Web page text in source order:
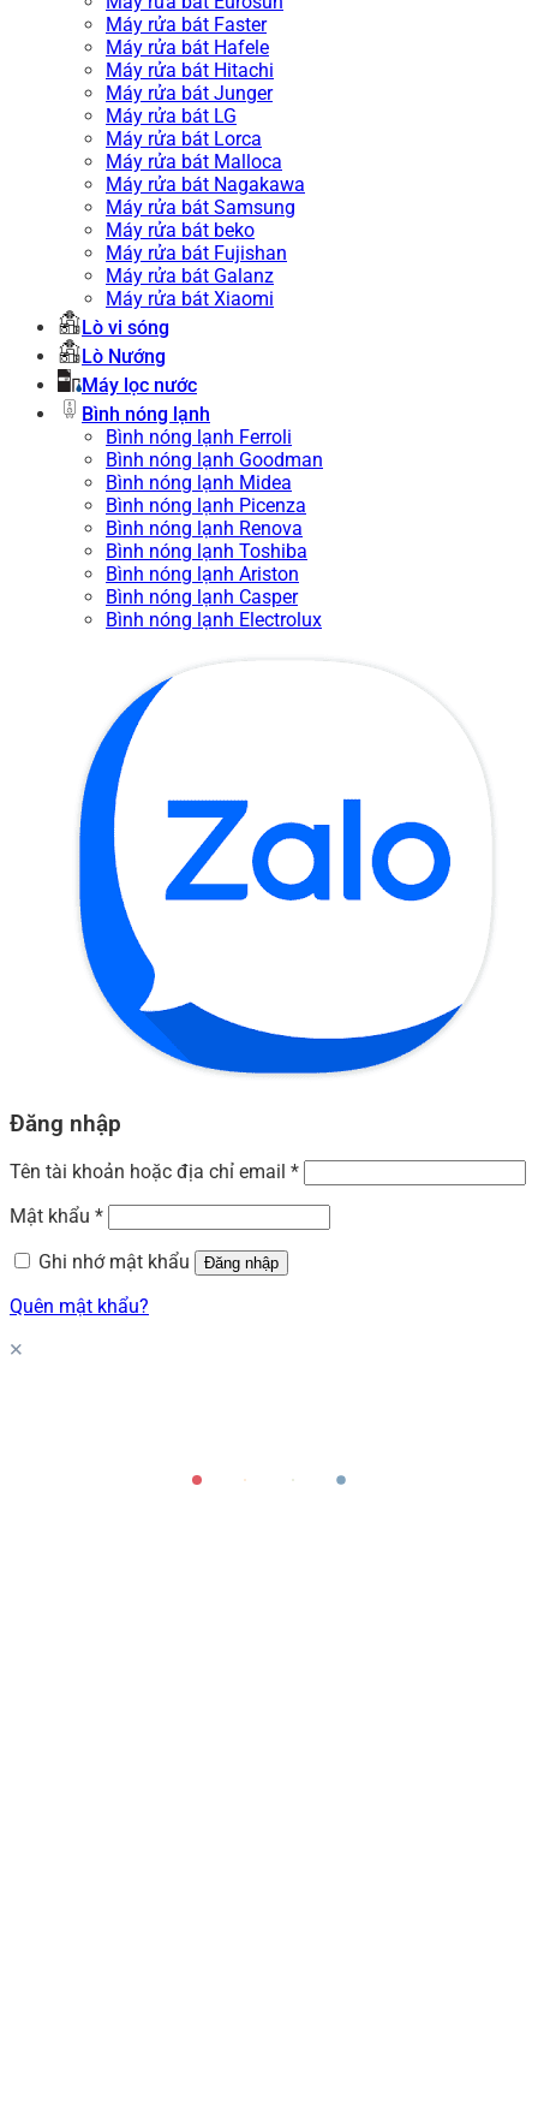
Máy rửa bát Faster
Máy rửa bát Hafele
Máy rửa bát Hitachi
Máy rửa bát Junger
Máy rửa bát LG
Máy rửa bát Lorca
Máy rửa bát Malloca
Máy rửa bát Nagakawa
Máy rửa bát Samsung
Máy rửa bát beko
Máy rửa bát Fujishan
Máy rửa bát Galanz
Máy rửa bát Xiaomi
Lò vi sóng
Lò Nướng
Máy lọc nước
Bình nóng lạnh
Bình nóng lạnh Ferroli
Bình nóng lạnh Goodman
Bình nóng lạnh Midea
Bình nóng lạnh Picenza
Bình nóng lạnh Renova
Bình nóng lạnh Toshiba
Bình nóng lạnh Ariston
Bình nóng lạnh Casper
Bình nóng lạnh Electrolux
Đăng nhập
Tên tài khoản hoặc địa chỉ email *
Mật khẩu *
Ghi nhớ mật khẩu
Đăng nhập
Quên mật khẩu?